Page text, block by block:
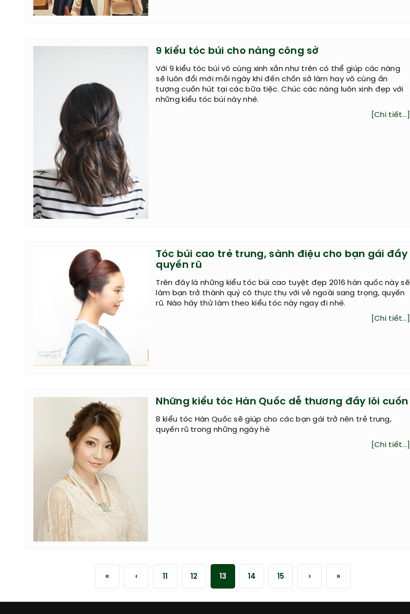
9 kiểu tóc búi cho nàng công sở
Với 9 kiểu tóc búi vô cùng xinh xắn như trên có thể giúp các nàng
sẽ luôn đổi mới mỗi ngày khi đến chốn sở làm hay vô cùng ấn
tượng cuốn hút tại các bữa tiệc. Chúc các nàng luôn xinh đẹp với
những kiểu tóc búi này nhé.
[Chi tiết...]
Tóc búi cao trẻ trung, sành điệu cho bạn gái đầy
quyến rũ
Trên đây là những kiểu tóc búi cao tuyệt đẹp 2016 hàn quốc này sẽ
làm bạn trở thành quý cô thực thụ với vẻ ngoài sang trọng, quyến
rũ. Nào hãy thử làm theo kiểu tóc này ngay đi nhé.
[Chi tiết...]
Những kiểu tóc Hàn Quốc dễ thương đầy lôi cuốn
8 kiểu tóc Hàn Quốc sẽ giúp cho các bạn gái trở nên trẻ trung,
quyến rũ trong những ngày hè
[Chi tiết...]
« ‹ 12 13 14 15 › »